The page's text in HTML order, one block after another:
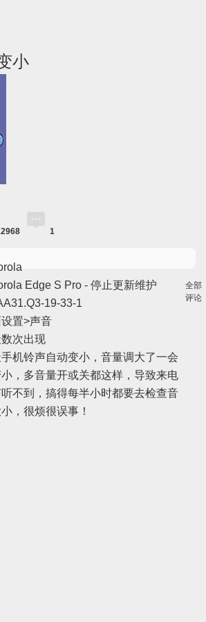
小
1
Edge S Pro - 停止更新维护
19-33-1
置>声音
次出现
机铃声自动变小，音量调大了一会
小，多音量开或关都这样，导致来电
不到，搞得每半小时都要去检查音
，很烦很误事！
全部
评论